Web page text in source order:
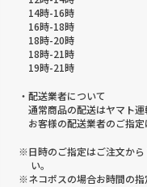
14時-16時
16時-18時
18時-20時
18時-21時
19時-21時
・配送業者について
通常商品の配送はヤマト運
お客様の配送業者のご指
※日時のご指定はご注文から
い。
※ネコポスの場合お時間の指